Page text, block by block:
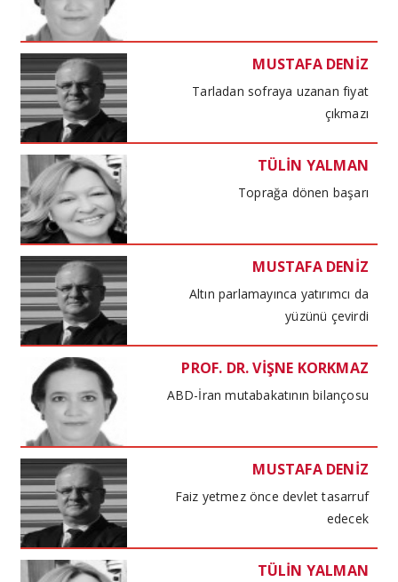
MUSTAFA DENİZ
Tarladan sofraya uzanan fiyat
çıkmazı
TÜLİN YALMAN
Toprağa dönen başarı
MUSTAFA DENİZ
Altın parlamayınca yatırımcı da
yüzünü çevirdi
PROF. DR. VİŞNE KORKMAZ
ABD-İran mutabakatının bilançosu
MUSTAFA DENİZ
Faiz yetmez önce devlet tasarruf
edecek
TÜLİN YALMAN